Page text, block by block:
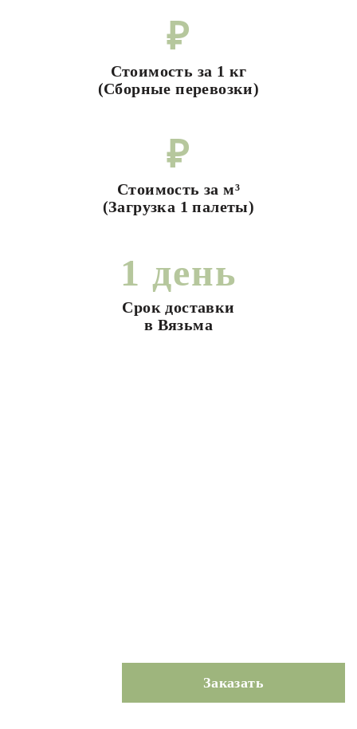
₽
Стоимость за 1 кг
(Сборные перевозки)
₽
Стоимость за м³
(Загрузка 1 палеты)
1 день
Срок доставки
в Вязьма
Заказать